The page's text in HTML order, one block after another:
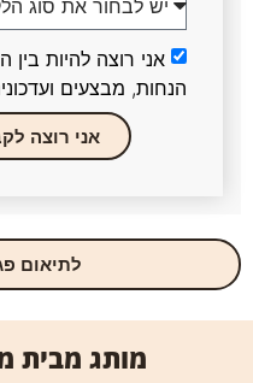
אני רוצה להיות
הנחות, מבצעים
אני רוצה
לתיאום
מותג מבית